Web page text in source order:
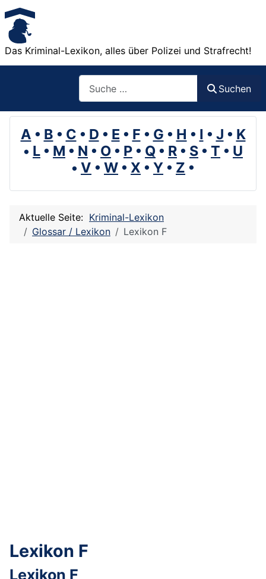
Das Kriminal-Lexikon, alles über Polizei und Strafrecht!
Suchen
A • B • C • D • E • F • G • H • I • J • K
• L • M • N • O • P • Q • R • S • T • U
• V • W • X • Y • Z •
Aktuelle Seite: Kriminal-Lexikon
Glossar / Lexikon
Lexikon F
Lexikon F
Lexikon F